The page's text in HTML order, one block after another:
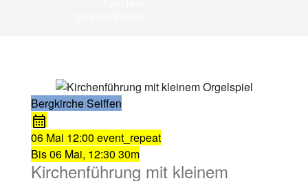
Bergkirche Seiffen
06 Mai 12:00 event_repeat
Bis06 Mai, 12:30 30m
Kirchenführung mit kleinem